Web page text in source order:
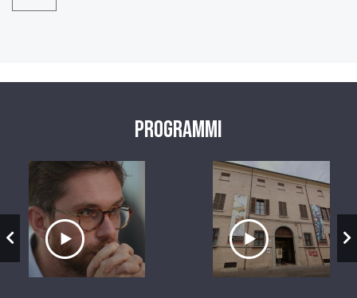
Programmi
Ascolta il servizio Ascolta il